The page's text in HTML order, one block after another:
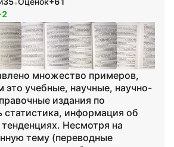
•
множество примеров,
это учебные, научные, научно-
издания по
статистика, информация об
тенденциях. Несмотря на
тему (переводные